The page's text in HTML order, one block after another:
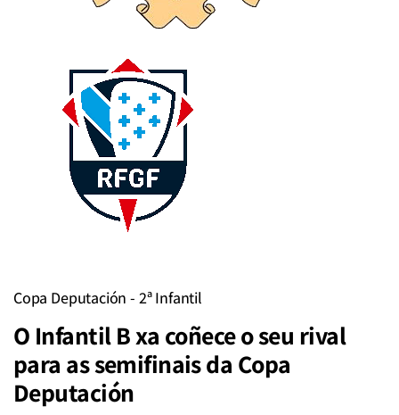
Copa Deputación - 2ª Infantil
O Infantil B xa coñece o seu rival
para as semifinais da Copa
Deputación